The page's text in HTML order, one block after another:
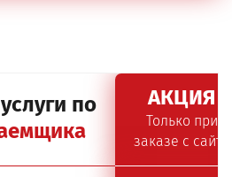
по
АКЦИЯ
Только при
заказе с сайта